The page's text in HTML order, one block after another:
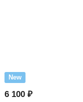
New
6 100 ₽